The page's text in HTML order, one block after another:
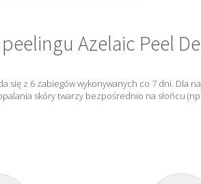
peelingu Azelaic Peel
się z 6 zabiegów wykonywanych co 7 dni.
skóry twarzy bezpośrednio na słońcu